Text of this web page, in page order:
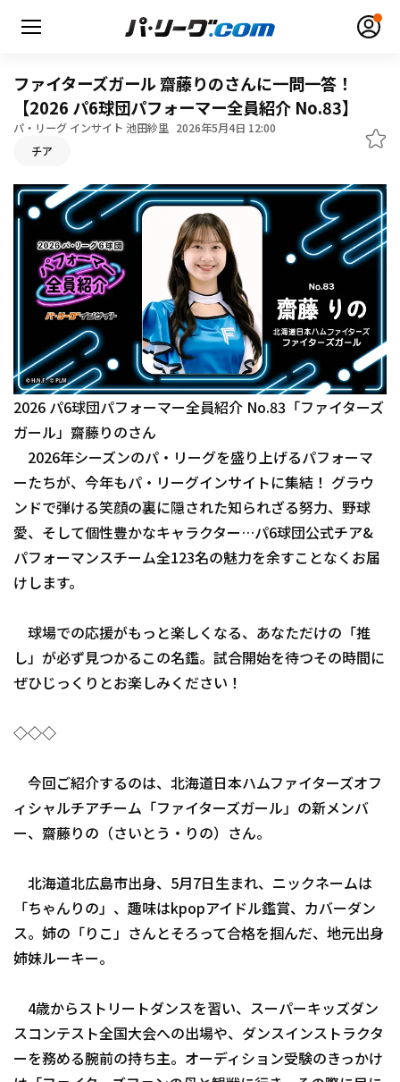
無料アカウント登録
HOME
動画
日程・結果
順位表･成績
1軍公式戦
ファーム東地区
ファーム中地区
ファーム西地区
交流戦
選手名鑑
選手名鑑トップ
北海道日本ハムファイターズ
東北楽天ゴールデンイーグルス
埼玉西武ライオンズ
オリックス・バファローズ
福岡ソフトバンクホークス
ニュース
設定
運営会社（別ウィンドウで開く） よくある質問
ファイターズガール 齋藤りのさんに一問一答！
【2026 パ6球団パフォーマー全員紹介 No.83】
パ・リーグ インサイト 池田紗里 2026年5月4日 12:00
チア
2026 パ6球団パフォーマー全員紹介 No.83「ファイターズ
ガール」齋藤りのさん
2026年シーズンのパ・リーグを盛り上げるパフォーマ
ーたちが、今年もパ・リーグインサイトに集結！ グラウ
ンドで弾ける笑顔の裏に隠された知られざる努力、野球
愛、そして個性豊かなキャラクター…パ6球団公式チア&
パフォーマンスチーム全123名の魅力を余すことなくお届
けします。
球場での応援がもっと楽しくなる、あなただけの「推
し」が必ず見つかるこの名鑑。試合開始を待つその時間に
ぜひじっくりとお楽しみください！
◇◇◇
今回ご紹介するのは、北海道日本ハムファイターズオフ
ィシャルチアチーム「ファイターズガール」の新メンバ
ー、齋藤りの（さいとう・りの）さん。
北海道北広島市出身、5月7日生まれ、ニックネームは
「ちゃんりの」、趣味はkpopアイドル鑑賞、カバーダン
ス。姉の「りこ」さんとそろって合格を掴んだ、地元出身
姉妹ルーキー。
4歳からストリートダンスを習い、スーパーキッズダン
スコンテスト全国大会への出場や、ダンスインストラクタ
ーを務める腕前の持ち主。オーディション受験のきっかけ